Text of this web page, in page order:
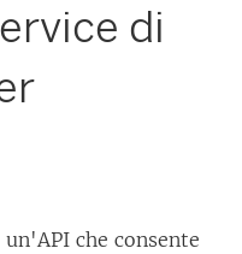
di
un'API che consente